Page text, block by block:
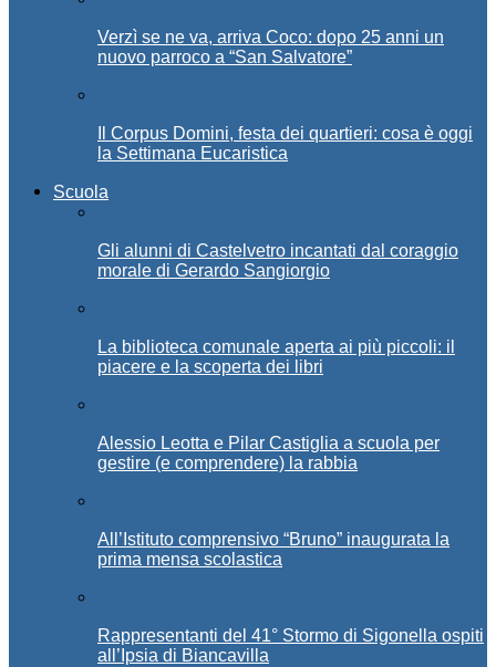
Verzì se ne va, arriva Coco: dopo 25 anni un
nuovo parroco a “San Salvatore”
Il Corpus Domini, festa dei quartieri: cosa è oggi
la Settimana Eucaristica
Scuola
Gli alunni di Castelvetro incantati dal coraggio
morale di Gerardo Sangiorgio
La biblioteca comunale aperta ai più piccoli: il
piacere e la scoperta dei libri
Alessio Leotta e Pilar Castiglia a scuola per
gestire (e comprendere) la rabbia
All’Istituto comprensivo “Bruno” inaugurata la
prima mensa scolastica
Rappresentanti del 41° Stormo di Sigonella ospiti
all’Ipsia di Biancavilla